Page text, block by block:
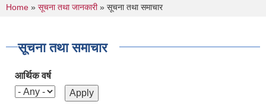
You are here
Home » सूचना तथा जानकारी» सूचना तथा समाचार
सूचना तथा समाचार
आर्थिक वर्ष